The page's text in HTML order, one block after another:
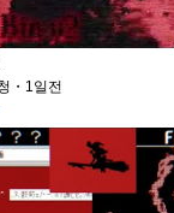
・1일전